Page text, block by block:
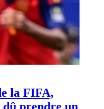
la FIFA,
prendre un